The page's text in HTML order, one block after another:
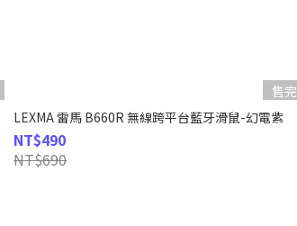
售完
LEXMA 雷馬 B660R 無線跨平台藍牙滑鼠-幻電紫
NT$490
NT$690